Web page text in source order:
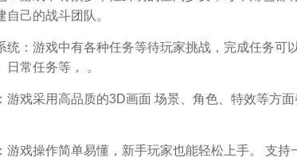
己的战斗团队。
统：游戏中有各种任务等待玩家挑战，完成任务可
常任务等， 。
游戏采用高品质的3D画面 场景、角色、特效等方
游戏操作简单易懂，新手玩家也能轻松上手。 支持